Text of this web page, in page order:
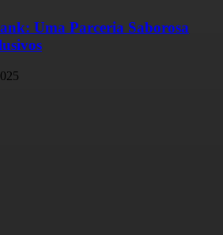
Uma Parceria Saborosa